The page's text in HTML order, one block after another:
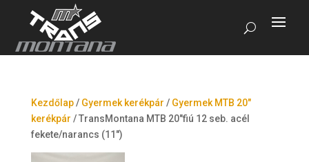
Kezdőlap/ Gyermek kerékpár / Gyermek MTB 20"
kerékpár /TransMontana MTB 20″fiú 12 seb. acél
fekete/narancs (11″)